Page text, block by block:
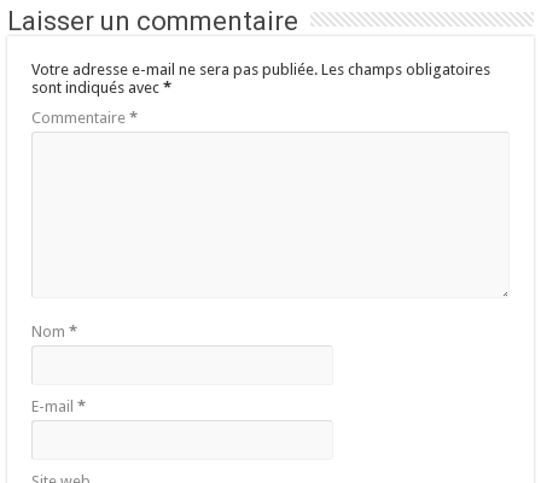
Laisser un commentaire
Votre adresse e-mail ne sera pas publiée. Les champs obligatoires
sont indiqués avec*
Commentaire*
Nom*
E-mail*